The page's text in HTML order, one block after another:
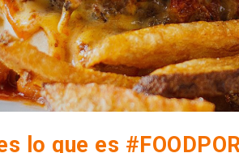
lo que es